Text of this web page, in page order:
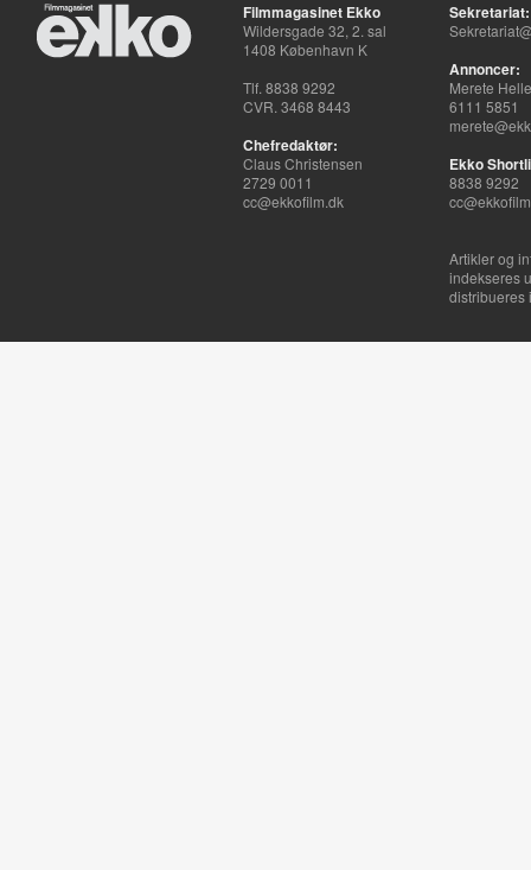
Filmmagasinet Ekko
Wildersgade 32, 2. sal
1408 København K
Tlf. 8838 9292
CVR. 3468 8443
Chefredaktør:
Claus Christensen
2729 0011
cc@ekkofilm.dk
Sekretariat:
Annoncer:
Merete
6111 5851
Ekko
8838 9292
Artikler og
indekseres
distribueres